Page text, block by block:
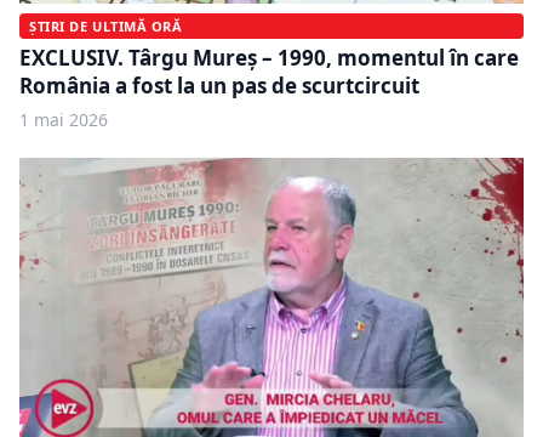
ȘTIRI DE ULTIMĂ ORĂ
EXCLUSIV. Târgu Mureș – 1990, momentul în care
România a fost la un pas de scurtcircuit
1 mai 2026